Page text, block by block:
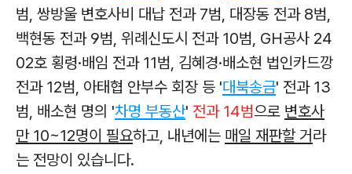
범, 쌍방울 변호사비 대납 전과 7범, 대장동 전과 8범,
백현동 전과 9범, 위례신도시 전과 10범, GH공사 24
02호 횡령·배임 전과 11범, 김혜경·배소현 법인카드깡
전과 12범, 아태협 안부수 회장 등 '대북송금' 전과 13
범, 배소현 명의 '차명 부동산' 전과 14범으로 변호사
만 10~12명이 필요하고, 내년에는 매일 재판할 거라
는 전망이 있습니다.